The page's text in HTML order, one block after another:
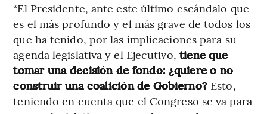
“El Presidente, ante este último escándalo que
es el más profundo y el más grave de todos los
que ha tenido, por las implicaciones para su
agenda legislativa y el Ejecutivo, tiene que
tomar una decisión de fondo: ¿quiere o no
construir una coalición de Gobierno? Esto,
teniendo en cuenta que el Congreso se va para